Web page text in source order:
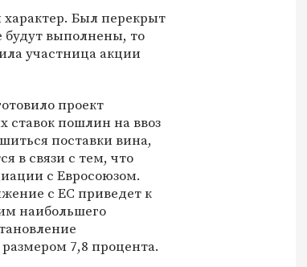
Был перекрыт
будут выполнены, то
участница акции
проект
ставок пошлин на ввоз
поставки вина,
в связи с тем, что
с Евросоюзом.
с ЕС приведет к
наибольшего
7,8 процента.